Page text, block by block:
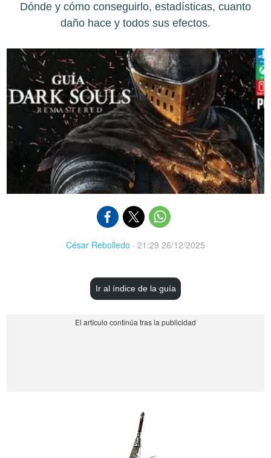
Dónde y cómo conseguirlo, estadísticas, cuanto
daño hace y todos sus efectos.
César Rebolledo · 21:29 26/12/2025
Ir al índice de la guía